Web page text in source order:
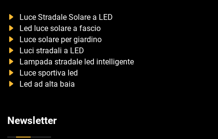
Luce Stradale Solare a LED
Led luce solare a fascio
Luce solare per giardino
Luci stradali a LED
Lampada stradale led intelligente
Luce sportiva led
Led ad alta baia
Newsletter